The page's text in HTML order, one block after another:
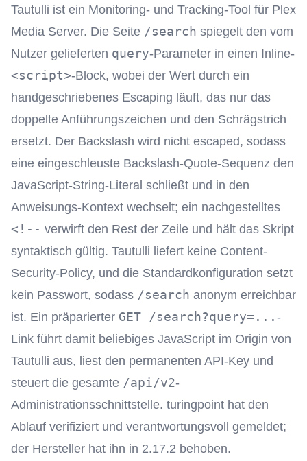
Tautulli ist ein Monitoring- und Tracking-Tool für Plex
Media Server. Die Seite /search spiegelt den vom
Nutzer gelieferten query-Parameter in einen Inline-
<script>-Block, wobei der Wert durch ein
handgeschriebenes Escaping läuft, das nur das
doppelte Anführungszeichen und den Schrägstrich
ersetzt. Der Backslash wird nicht escaped, sodass
eine eingeschleuste Backslash-Quote-Sequenz den
JavaScript-String-Literal schließt und in den
Anweisungs-Kontext wechselt; ein nachgestelltes
<!-- verwirft den Rest der Zeile und hält das Skript
syntaktisch gültig. Tautulli liefert keine Content-
Security-Policy, und die Standardkonfiguration setzt
kein Passwort, sodass /search anonym erreichbar
ist. Ein präparierter GET /search?query=... -
Link führt damit beliebiges JavaScript im Origin von
Tautulli aus, liest den permanenten API-Key und
steuert die gesamte /api/v2-
Administrationsschnittstelle. turingpoint hat den
Ablauf verifiziert und verantwortungsvoll gemeldet;
der Hersteller hat ihn in 2.17.2 behoben.